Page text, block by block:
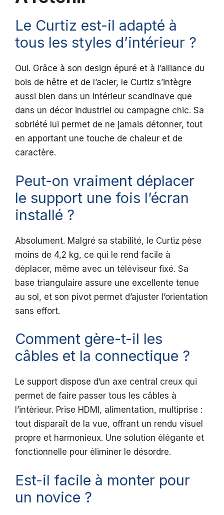
Le Curtiz est-il adapté à
tous les styles d’intérieur ?
Oui. Grâce à son design épuré et à l’alliance du
bois de hêtre et de l’acier, le Curtiz s’intègre
aussi bien dans un intérieur scandinave que
dans un décor industriel ou campagne chic. Sa
sobriété lui permet de ne jamais détonner, tout
en apportant une touche de chaleur et de
caractère.
Peut-on vraiment déplacer
le support une fois l’écran
installé ?
Absolument. Malgré sa stabilité, le Curtiz pèse
moins de 4,2 kg, ce qui le rend facile à
déplacer, même avec un téléviseur fixé. Sa
base triangulaire assure une excellente tenue
au sol, et son pivot permet d’ajuster l’orientation
sans effort.
Comment gère-t-il les
câbles et la connectique ?
Le support dispose d’un axe central creux qui
permet de faire passer tous les câbles à
l’intérieur. Prise HDMI, alimentation, multiprise :
tout disparaît de la vue, offrant un rendu visuel
propre et harmonieux. Une solution élégante et
fonctionnelle pour éliminer le désordre.
Est-il facile à monter pour
un novice ?